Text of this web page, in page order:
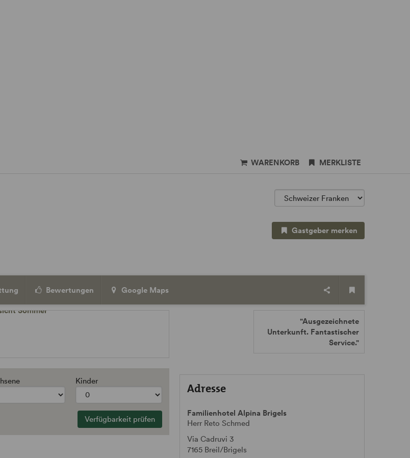
WARENKORB MERKLISTE
Gastgeber merken
Bewertungen Google Maps
Kinder
Verfügbarkeit prüfen
"Ausgezeichnete
Unterkunft. Fantastischer
Service."
Adresse
Familienhotel Alpina Brigels
Herr Reto Schmed
Via Cadruvi 3
7165 Breil/Brigels